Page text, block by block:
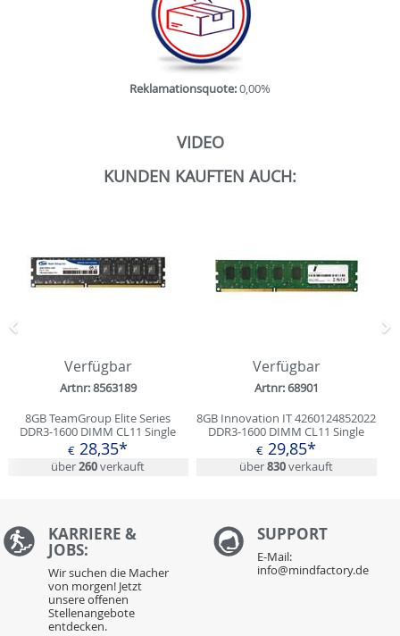
Reklamationsquote:0,00%
VIDEO
KUNDEN KAUFTEN AUCH:
Verfügbar
Artnr: 8563189
8GB TeamGroup Elite Series
DDR3-1600 DIMM CL11 Single
€ 28,35*
über260verkauft
Verfügbar
Artnr: 68901
8GB Innovation IT 4260124852022
DDR3-1600 DIMM CL11 Single
€ 29,85*
über830verkauft
Zurück
KARRIERE &
JOBS:
Wir suchen die Macher
von morgen! Jetzt
unsere offenen
Stellenangebote
entdecken.
SUPPORT
E-Mail:
info@mindfactory.de